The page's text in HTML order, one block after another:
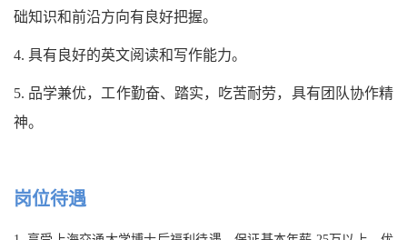
础知识和前沿方向有良好把握。
4. 具有良好的英文阅读和写作能力。
5. 品学兼优，工作勤奋、踏实，吃苦耐劳，具有团队协作精
神。
岗位待遇